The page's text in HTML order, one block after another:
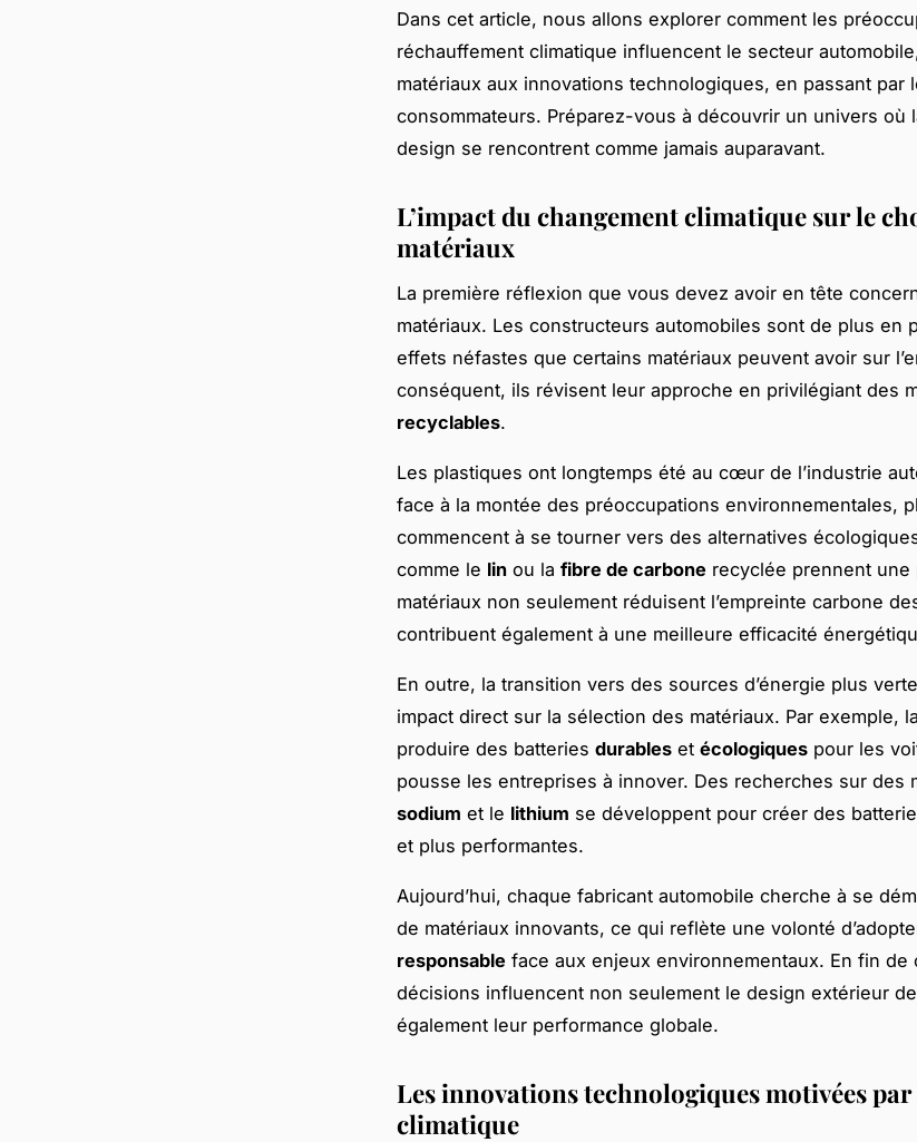
Dans cet article, nous allons explorer comment les
réchauffement climatique influencent le secteur
matériaux aux innovations technologiques, en passant par
consommateurs. Préparez-vous à découvrir un univers où
design se rencontrent comme jamais auparavant.
L’impact du changement climatique sur le
matériaux
La première réflexion que vous devez avoir en tête
matériaux. Les constructeurs automobiles sont de plus en
effets néfastes que certains matériaux peuvent avoir sur
conséquent, ils révisent leur approche en privilégiant des
recyclables.
Les plastiques ont longtemps été au cœur de l’industrie
face à la montée des préoccupations environnementales,
commencent à se tourner vers des alternatives
comme le lin ou la fibre de carbone recyclée prennent une
matériaux non seulement réduisent l’empreinte carbone
contribuent également à une meilleure efficacité
En outre, la transition vers des sources d’énergie plus
impact direct sur la sélection des matériaux. Par exemple,
produire des batteries durables et écologiques pour les
pousse les entreprises à innover. Des recherches sur des
sodium et le lithium se développent pour créer des
et plus performantes.
Aujourd’hui, chaque fabricant automobile cherche à se
de matériaux innovants, ce qui reflète une volonté
responsable face aux enjeux environnementaux. En fin de
décisions influencent non seulement le design extérieur
également leur performance globale.
Les innovations technologiques motivées
climatique